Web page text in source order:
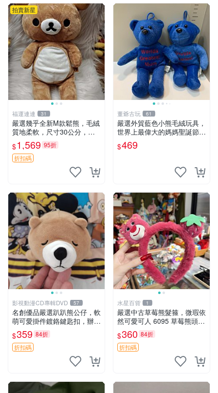
拍賣新星
福運連連 31
嚴選幾乎全新M款鬆熊，毛絨
質地柔軟，尺寸30公分，做
工精緻可愛，適合收藏或贈送
親友。中古使用痕跡，手感依
然優良。 鬆熊 嬰熊 毛玩偶
$1,569 95折
折扣碼
董爺古玩 61
嚴選外貿藍色小熊毛絨玩具，
世界上最偉大的媽媽聖誕節推
薦禮物 五角星 兒童玩具 母親
節
$469
影視動漫CD專輯DVD 57
名創優品嚴選趴趴熊公仔，軟
萌可愛掛件鍍鉻鍵匙扣，辦公
放松好選擇 趴趴熊 鍍鉻鍵匙
扣 萬用掛件
$359 84折
折扣碼
水星百貨 1
嚴選中古草莓熊髮箍，微瑕依
然可愛可人 6095 草莓熊頭飾
中古髮圈 熊寶 寶寶 娃娃熊髮
箍 中古收藏 玩具髮夾
$360 84折
折扣碼